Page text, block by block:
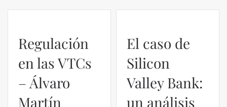
Regulación
en las VTCs
– Álvaro
Martín
El caso de
Silicon
Valley Bank:
un análisis